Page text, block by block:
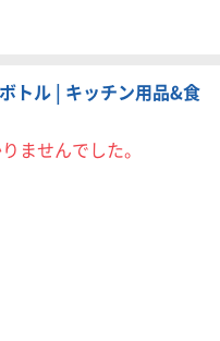
トル | キッチン用品&食
ませんでした。